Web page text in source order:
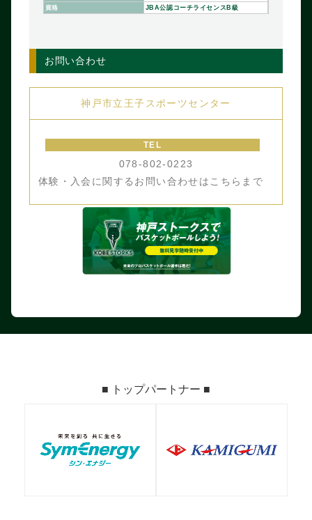
資格
JBA公認コーチライセンスB級
お問い合わせ
神戸市立王子スポーツセンター
TEL
078-802-0223
体験・入会に関するお問い合わせはこちらまで
■ トップパートナー ■